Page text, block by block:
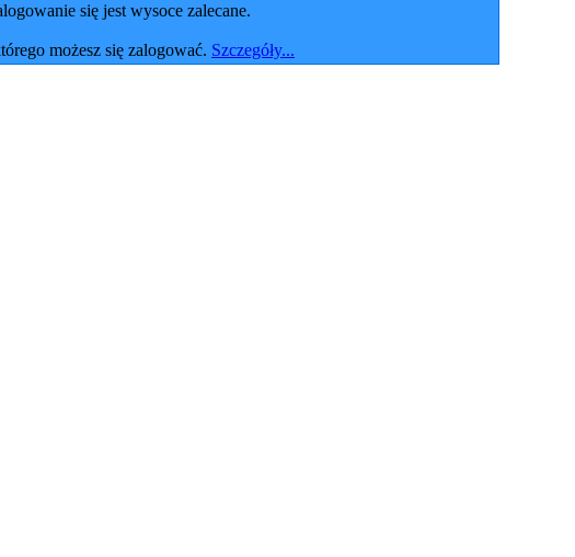
się jest wysoce zalecane.
możesz się zalogować. Szczegóły...